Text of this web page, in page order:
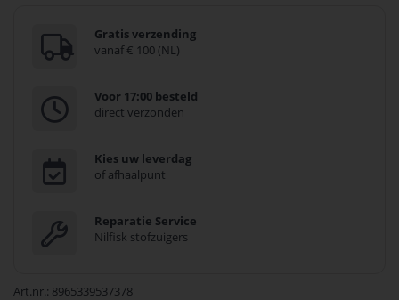
Gratis verzending
vanaf € 100 (NL)
Voor 17:00 besteld
direct verzonden
Kies uw leverdag
of afhaalpunt
Reparatie Service
Nilfisk stofzuigers
Art.nr. 8965339537378